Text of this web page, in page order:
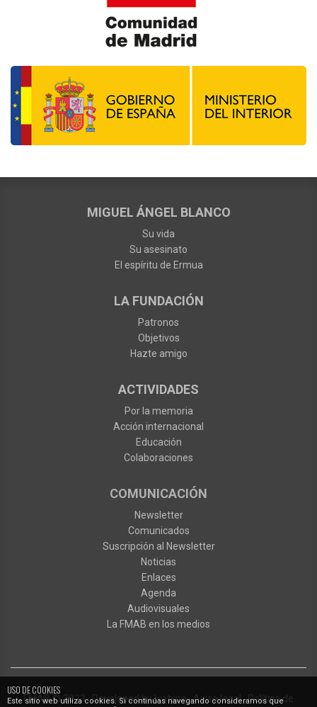
USO DE COOKIES
Este sitio web utiliza cookies. Si continúas navegando consideramos que
MIGUEL ÁNGEL BLANCO
Su vida
Su asesinato
El espíritu de Ermua
LA FUNDACIÓN
Patronos
Objetivos
Hazte amigo
ACTIVIDADES
Por la memoria
Acción internacional
Educación
Colaboraciones
COMUNICACIÓN
Newsletter
Comunicados
Suscripción al Newsletter
Noticias
Enlaces
Agenda
Audiovisuales
La FMAB en los medios
FMAB© 2023·Developed byIxotype·Aviso legal·Política de